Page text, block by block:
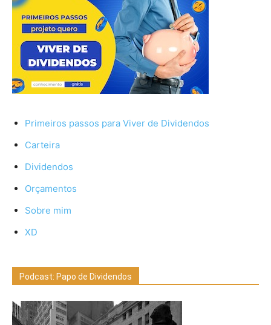
Primeiros passos para Viver de Dividendos
Carteira
Dividendos
Orçamentos
Sobre mim
XD
Podcast: Papo de Dividendos